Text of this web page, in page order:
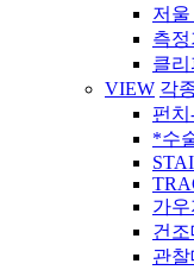
저
측
클리
VIEW 각
펀치
*수
가우
건
관